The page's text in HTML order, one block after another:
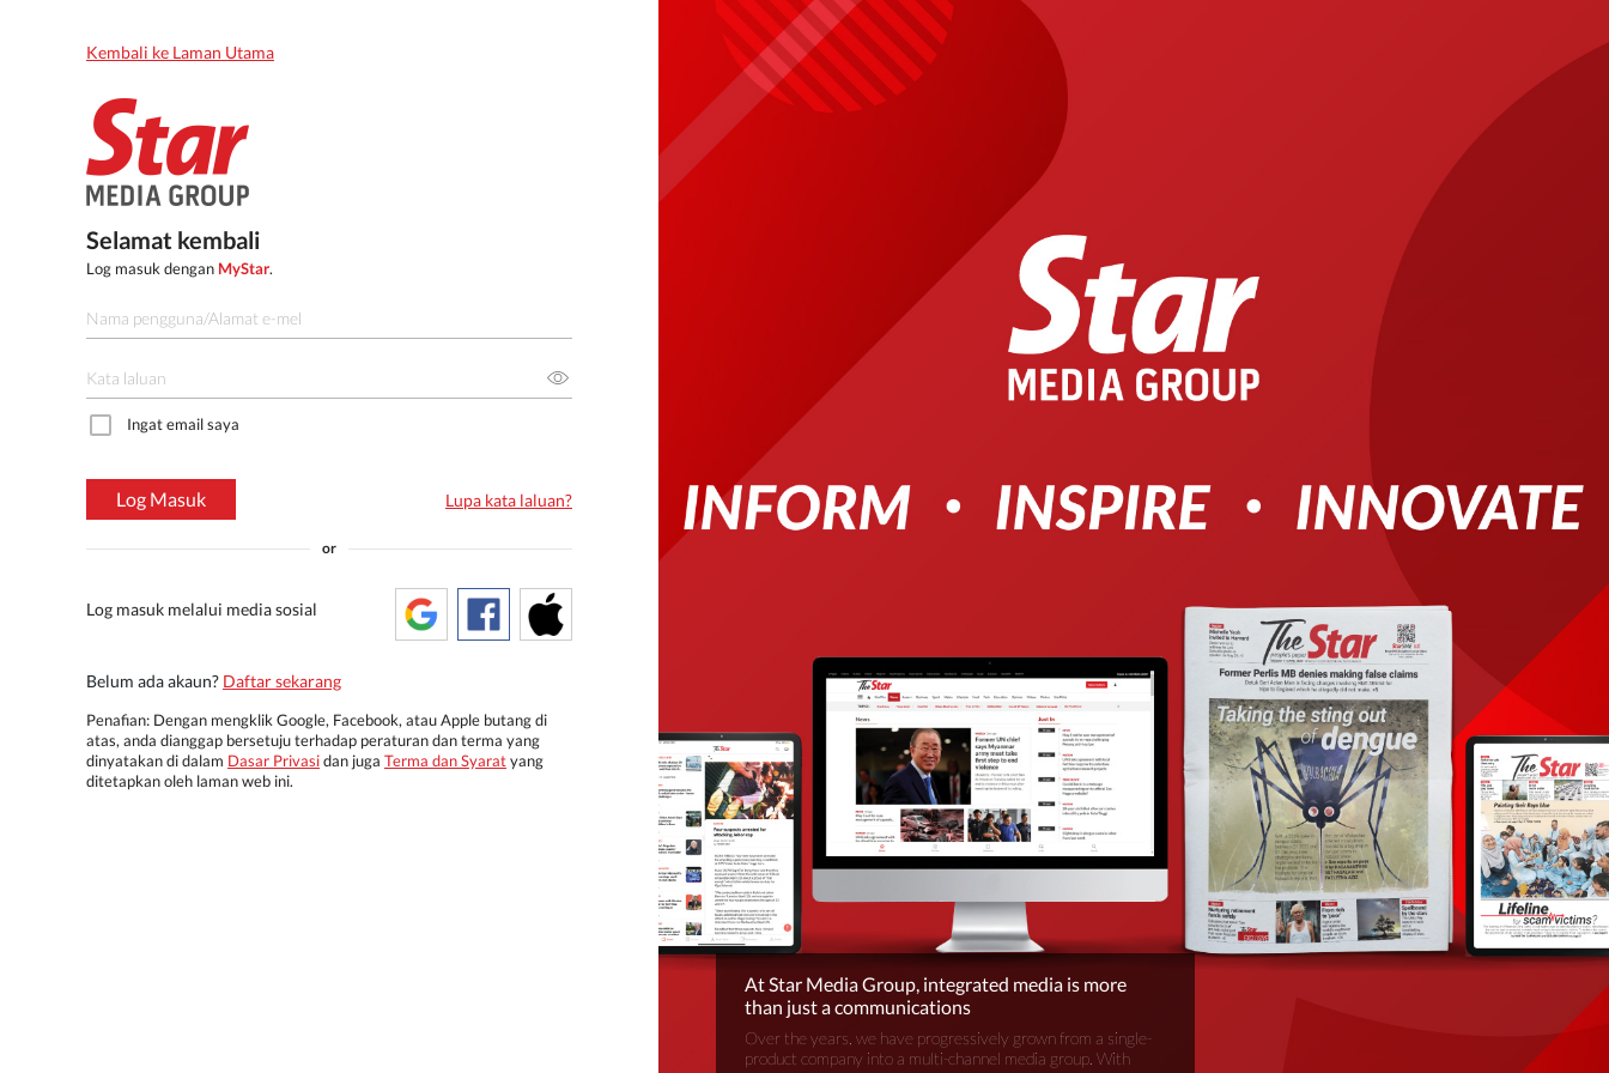
Kembali ke Laman Utama
Selamat kembali
Log masuk dengan MyStar.
Ingat email saya
Log Masuk Lupa kata laluan?
or
Log masuk melalui media sosial
Belum ada akaun? Daftar sekarang
Penafian: Dengan mengklik Google, Facebook, atau Apple butang di
atas, anda dianggap bersetuju terhadap peraturan dan terma yang
dinyatakan di dalam Dasar Privasidan juga Terma dan Syaratyang
ditetapkan oleh laman web ini.
At Star Media Group, integrated media is more
than just a communications
Over the years, we have progressively grown from a single-
product company into a multi-channel media group. With